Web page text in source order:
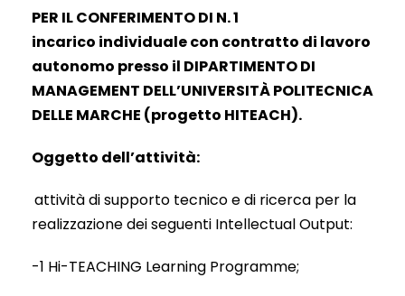
PER IL CONFERIMENTO DI N. 1
incarico individuale con contratto di lavoro
autonomo presso il DIPARTIMENTO DI
MANAGEMENT DELL’UNIVERSITÀ POLITECNICA
DELLE MARCHE (progetto HITEACH).
Oggetto dell’attività:
attività di supporto tecnico e di ricerca per la
realizzazione dei seguenti Intellectual Output:
-1 Hi-TEACHING Learning Programme;